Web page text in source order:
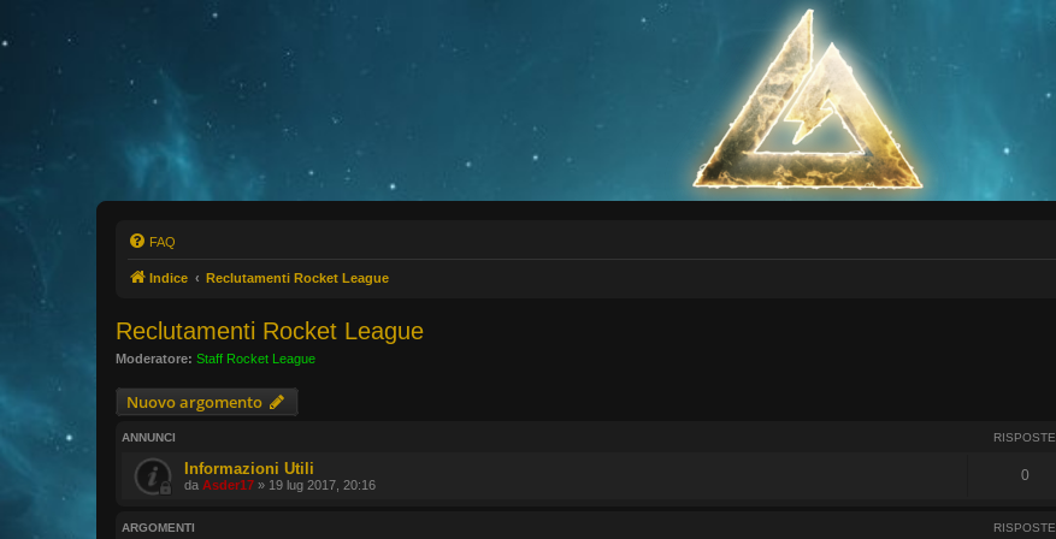
FAQ
Indice Reclutamenti Rocket League
Reclutamenti Rocket League
Moderatore: Staff Rocket League
Nuovo argomento
ANNUNCI RISPOSTE
Informazioni Utili
da Asder17 » 19 lug 2017, 20:16
0
ARGOMENTI RISPOSTE